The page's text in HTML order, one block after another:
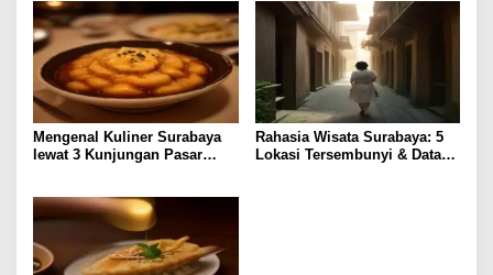
Mengenal Kuliner Surabaya
lewat 3 Kunjungan Pasar
Rahasia Wisata Surabaya: 5
Lokasi Tersembunyi & Data